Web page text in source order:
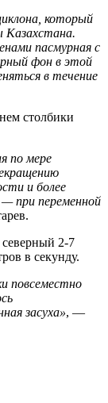
который
Казахстана.
пасмурная с
фон в этой
в течение
столбики
по мере
и более
— при переменной
северный 2-7
в секунду.
повсеместно
засуха», —